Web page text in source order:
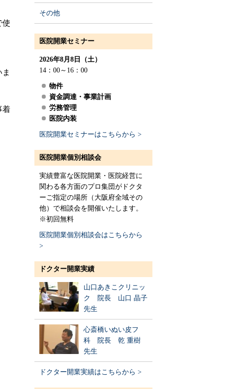
使
着
その他
医院開業セミナー
2026年8月8日（土）
14：00～16：00
物件
資金調達・事業計画
労務管理
医院内装
医院開業セミナーはこちらから >
医院開業個別相談会
実績豊富な医院開業・医院経営に
関わる各方面のプロ集団がドクタ
ーご指定の場所（大阪府全域その
他）で相談会を開催いたします。
※初回無料
医院開業個別相談会はこちらから
>
ドクター開業実績
山口あきこクリニッ
ク 院長 山口 晶子
先生
心斎橋いぬい皮フ
科 院長 乾 重樹
先生
ドクター開業実績はこちらから >